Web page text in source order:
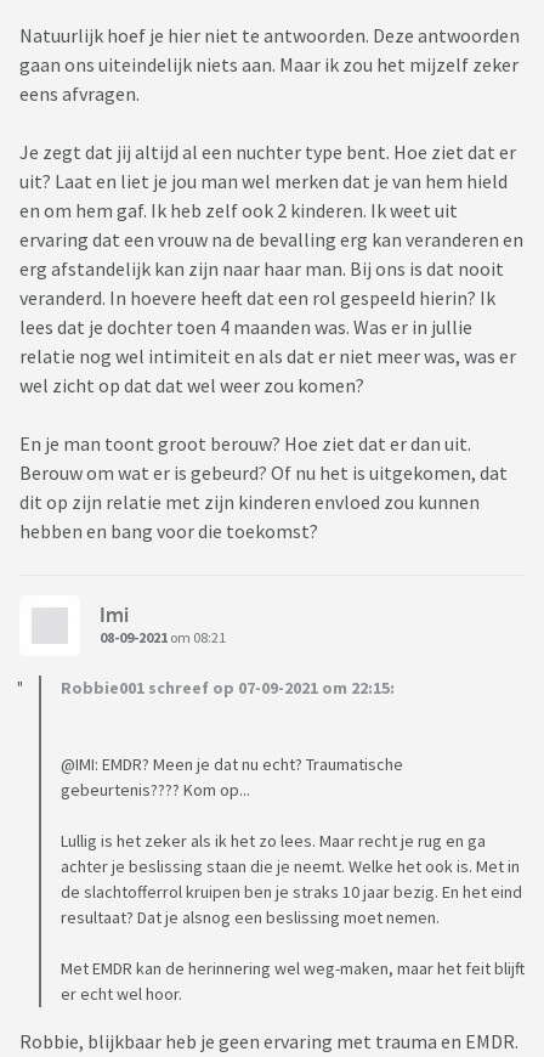
Natuurlijk hoef je hier niet te antwoorden. Deze antwoorden
gaan ons uiteindelijk niets aan. Maar ik zou het mijzelf zeker
eens afvragen.
Je zegt dat jij altijd al een nuchter type bent. Hoe ziet dat er
uit? Laat en liet je jou man wel merken dat je van hem hield
en om hem gaf. Ik heb zelf ook 2 kinderen. Ik weet uit
ervaring dat een vrouw na de bevalling erg kan veranderen en
erg afstandelijk kan zijn naar haar man. Bij ons is dat nooit
veranderd. In hoevere heeft dat een rol gespeeld hierin? Ik
lees dat je dochter toen 4 maanden was. Was er in jullie
relatie nog wel intimiteit en als dat er niet meer was, was er
wel zicht op dat dat wel weer zou komen?
En je man toont groot berouw? Hoe ziet dat er dan uit.
Berouw om wat er is gebeurd? Of nu het is uitgekomen, dat
dit op zijn relatie met zijn kinderen envloed zou kunnen
hebben en bang voor die toekomst?
Imi
08-09-2021 om 08:21
Robbie001 schreef op 07-09-2021 om 22:15:
@IMI: EMDR? Meen je dat nu echt? Traumatische
gebeurtenis???? Kom op...
Lullig is het zeker als ik het zo lees. Maar recht je rug en ga
achter je beslissing staan die je neemt. Welke het ook is. Met in
de slachtofferrol kruipen ben je straks 10 jaar bezig. En het eind
resultaat? Dat je alsnog een beslissing moet nemen.
Met EMDR kan de herinnering wel weg-maken, maar het feit blijft
er echt wel hoor.
Robbie, blijkbaar heb je geen ervaring met trauma en EMDR.